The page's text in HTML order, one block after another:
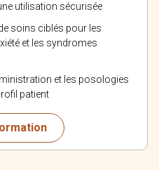
utilisation sécurisée
soins ciblés pour les
et les syndromes
et les posologies
patient